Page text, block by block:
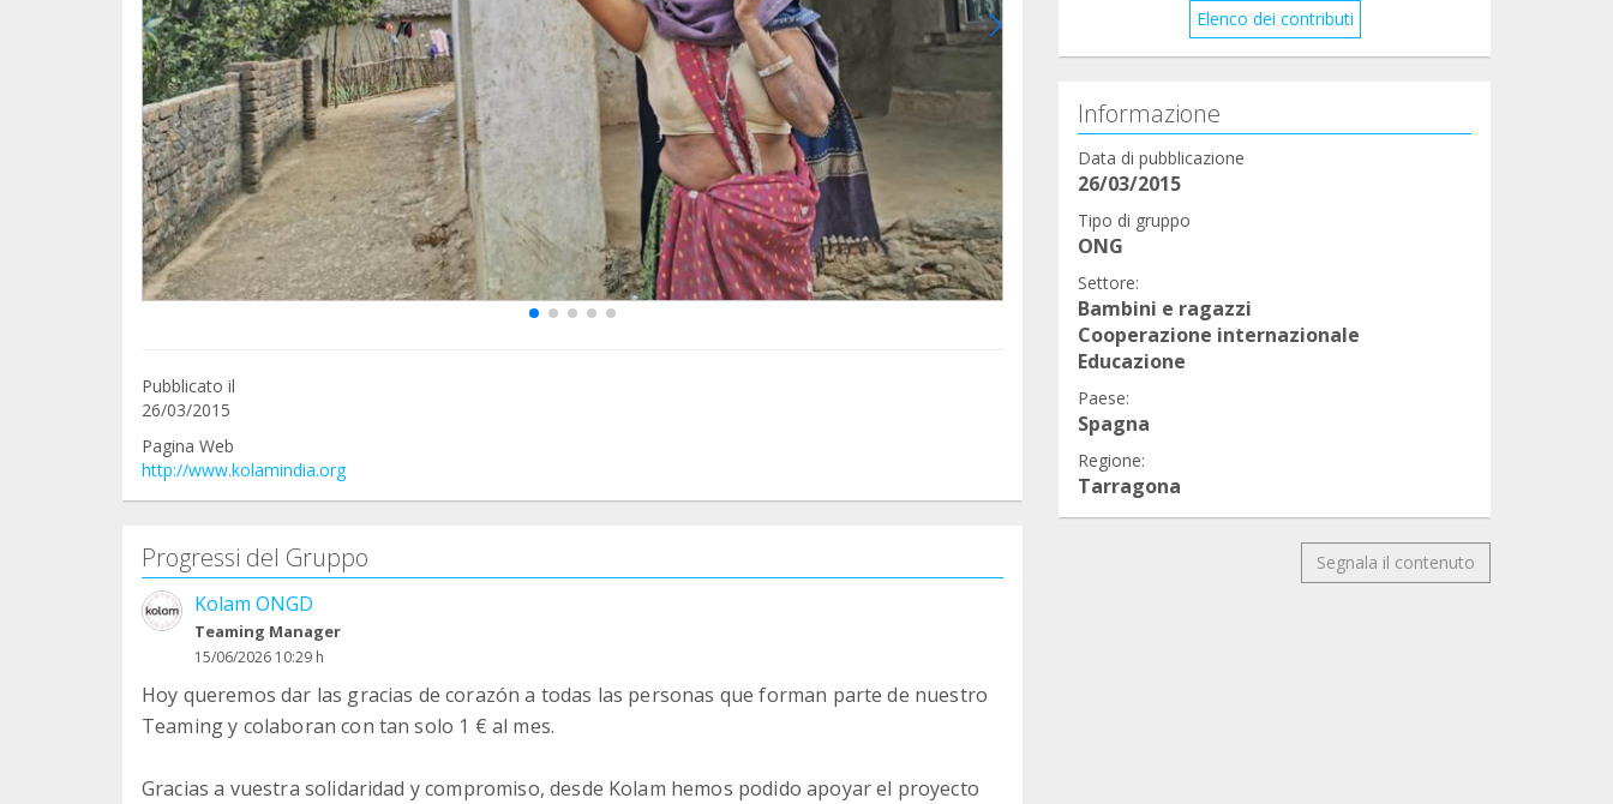
Pubblicato il
26/03/2015
Pagina Web
http://www.kolamindia.org
Progressi del Gruppo
Kolam ONGD
Teaming Manager
15/06/2026 10:29 h
Hoy queremos dar las gracias de corazón a todas las personas que forman parte de nuestro
Teaming y colaboran con tan solo 1 € al mes.
Gracias a vuestra solidaridad y compromiso, desde Kolam hemos podido apoyar el proyecto
Elenco dei contributi
Informazione
Data di pubblicazione
26/03/2015
Tipo di gruppo
ONG
Settore:
Bambini e ragazzi
Cooperazione internazionale
Educazione
Paese:
Spagna
Regione:
Tarragona
Segnala il contenuto